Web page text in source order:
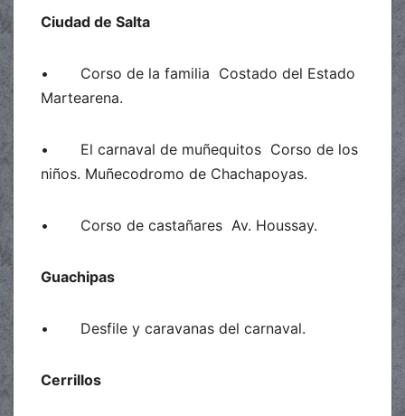
Ciudad de Salta
• Corso de la familia Costado del Estado
Martearena.
• El carnaval de muñequitos Corso de los
niños. Muñecodromo de Chachapoyas.
• Corso de castañares Av. Houssay.
Guachipas
• Desfile y caravanas del carnaval.
Cerrillos